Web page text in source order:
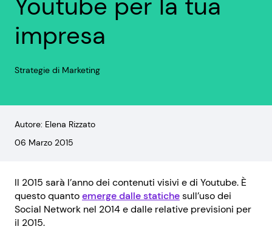
impresa
Strategie di Marketing
Autore: Elena Rizzato
06 Marzo 2015
Il 2015 sarà l’anno dei contenuti visivi e di Youtube. È
questo quantoemerge dalle statichesull’uso dei
Social Network nel 2014 e dalle relative previsioni per
il 2015.